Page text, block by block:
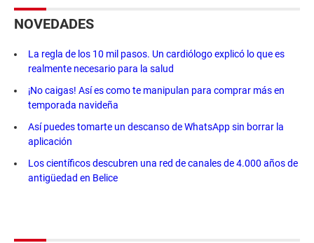
NOVEDADES
La regla de los 10 mil pasos. Un cardiólogo explicó lo que es
realmente necesario para la salud
¡No caigas! Así es como te manipulan para comprar más en
temporada navideña
Así puedes tomarte un descanso de WhatsApp sin borrar la
aplicación
Los científicos descubren una red de canales de 4.000 años de
antigüedad en Belice